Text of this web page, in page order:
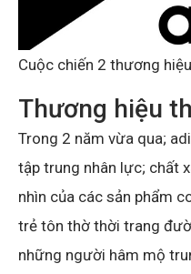
Cuộc chiến 2 thương
Thương hiệu
Trong 2 năm vừa qua;
tập trung nhân lực; chất
nhìn của các sản phẩm
trẻ tôn thờ thời trang
những người hâm mộ